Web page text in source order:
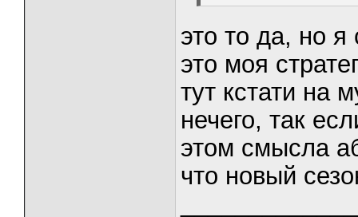
это то да, но я
это моя
тут кстати на
нечего, так
этом смысла
что новый